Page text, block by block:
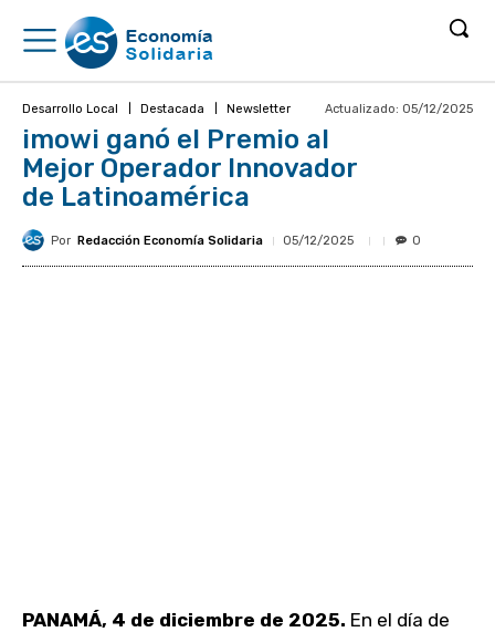
Desarrollo Local Destacada Newsletter Actualizado: 05/12/2025
imowi ganó el Premio al
Mejor Operador Innovador
de Latinoamérica
Por Redacción Economía Solidaria 05/12/2025 0
PANAMÁ, 4 de diciembre de 2025. En el día de